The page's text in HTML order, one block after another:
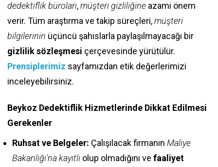
dedektiflik büroları,müşteri gizliliğine azami önem
verir. Tüm araştırma ve takip süreçleri,müşteri
bilgilerinin üçüncü şahıslarla paylaşılmayacağı bir
gizlilik sözleşmesi çerçevesinde yürütülür.
Prensiplerimiz sayfamızdan etik değerlerimizi
inceleyebilirsiniz.
Beykoz Dedektiflik Hizmetlerinde Dikkat Edilmesi
Gerekenler
Ruhsat ve Belgeler: Çalışılacak firmanın Maliye
Bakanlığı'na kayıtlı olup olmadığını ve faaliyet